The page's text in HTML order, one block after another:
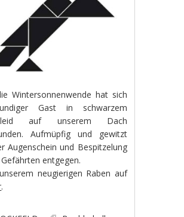
Wintersonnenwende hat sich
Gast in schwarzem
auf unserem Dach
Aufmüpfig und gewitzt
Augenschein und Bespitzelung
entgegen.
neugierigen Raben auf
.